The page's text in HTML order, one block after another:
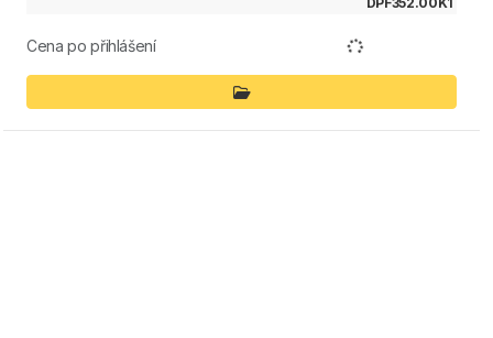
Cena po přihlášení